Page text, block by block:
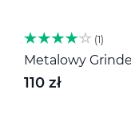
1
Metalowy
110 zł